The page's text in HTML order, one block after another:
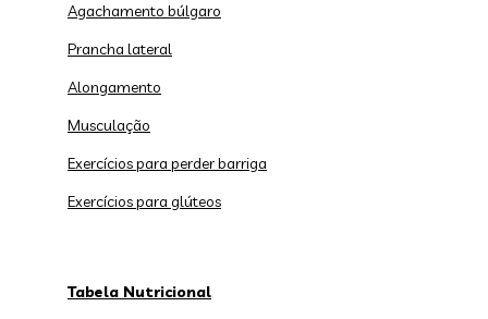
Agachamento búlgaro
Prancha lateral
Alongamento
Musculação
Exercícios para perder barriga
Exercícios para glúteos
Tabela Nutricional